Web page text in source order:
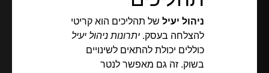
ניהול יעיל של תהליכים הוא קריטי
להצלחה בעסק. יתרונות ניהול יעיל
כוללים יכולת להתאים לשינויים
בשוק. זה גם מאפשר לנטר